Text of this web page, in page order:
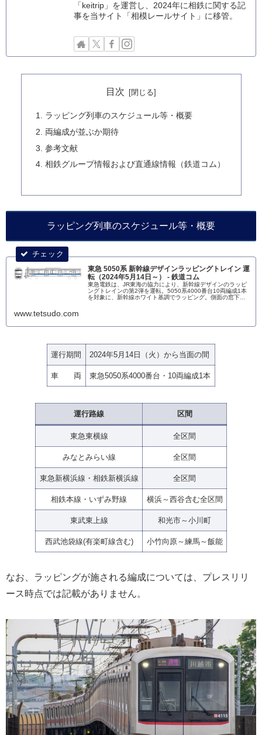
「keitrip」を運営し、2024年に相鉄に関する記
事を当サイト「相模レールサイト」に移管。
目次
ラッピング列車のスケジュール等・概要
両編成が並ぶか期待
参考文献
相鉄グループ情報および直通線情報（鉄道コム）
ラッピング列車のスケジュール等・概要
東急 5050系 新幹線デザインラッピングトレイン 運
転（2024年5月14日～） - 鉄道コム
東急電鉄は、JR東海の協力により、新幹線デザインのラッピ
ングトレインの第2弾を運転。5050系4000番台10両編成1本
を対象に、新幹線ホワイト基調でラッピング。側面の窓下に
www.tetsudo.com
運行期間 2024年5月14日（火）から当面の間
車 両 東急5050系4000番台・10両編成1本
運行路線 区間
東急東横線 全区間
みなとみらい線 全区間
東急新横浜線・相鉄新横浜線 全区間
相鉄本線・いずみ野線 横浜～西谷含む全区間
東武東上線 和光市～小川町
西武池袋線(有楽町線含む) 小竹向原～練馬～飯能
なお、ラッピングが施される編成については、プレスリリ
ース時点では記載がありません。